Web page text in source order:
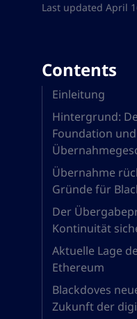
Last updated April
Contents
Einleitung
Hintergrund:
Foundation
Übernahme
Gründe für
Der
Kontinuität
Aktuelle Lage
Ethereum
Blackdoves
Zukunft der